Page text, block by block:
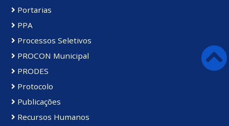
Portarias
PPA
Processos Seletivos
PROCON Municipal
PRODES
Protocolo
Publicações
Recursos Humanos